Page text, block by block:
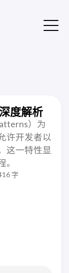
度解析
）为
许开发者以
这一特性显
字